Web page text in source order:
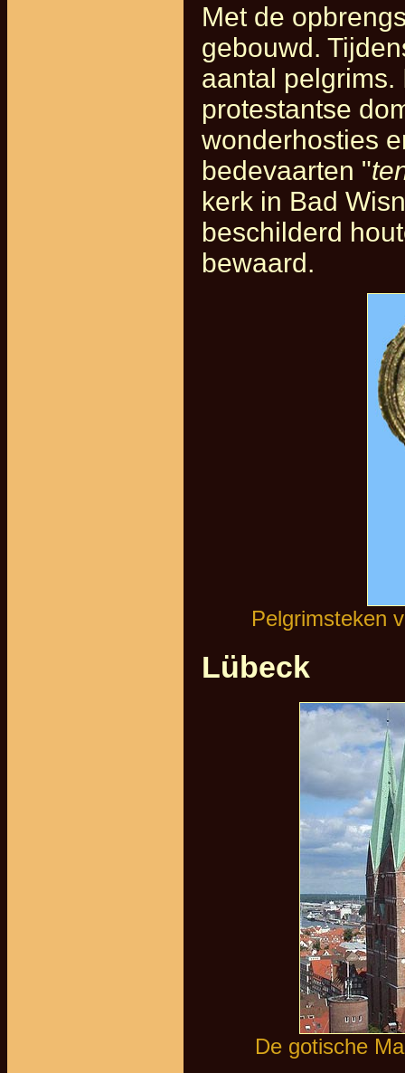
Met de
gebouwd.
aantal
protestantse
wonderhosties
bedevaarten "
kerk in Bad
beschilderd
bewaard.
Pelgrimsteken
Lübeck
De gotische